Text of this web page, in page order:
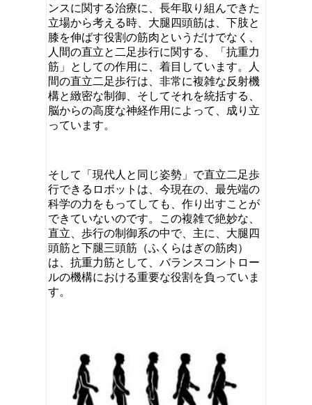
ンスに関する治療に、長年取り組んできた
立場から考える時、大腿四頭筋は、下肢と
膝を伸ばす役割の筋肉というだけでなく、
人間の直立と二足歩行に関する、「抗重力
筋」としての作用に、着目しています。人
間の直立二足歩行は、非常に複雑な反射機
構と緻密な制御、そしてそれを統括する、
脳からの高度な神経作用によって、成り立
っています。
そして「現代人と同じ姿勢」で直立二足歩
行できるロボットは、今現在の、最先端の
科学の力をもってしても、作り出すことが
できていないのです。この複雑で絶妙な、
直立、歩行の制御系の中で、主に、大腿四
頭筋と下腿三頭筋（ふくらはぎの筋肉）
は、抗重力筋として、バランスコントロー
ルの機構における重要な役割を負っていま
す。